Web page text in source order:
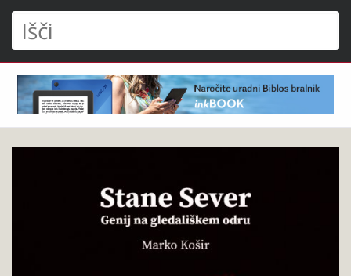
Išči
Marko